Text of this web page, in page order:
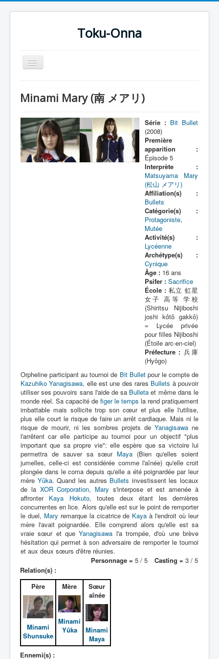
Toku-Onna
Basculer
la
Toku-Actrices
Toku-Critiques
Séries
Films
Bit Bullet (ビット バレット)
Fanservice
Bullets
XOR Corporation
Entourage
Déguisements
_
[]
_
Généralités
Membres
Contact
Accessoires
Armes
Psifers
Attaques
Minami Mary (南 メアリ)
Série : Bit Bullet
(2008)
Première
apparition :
Épisode 5
Interprète :
Matsuyama Mary
(松山 メアリ)
Affiliation(s) :
Bullets
Catégorie(s) :
Protagoniste,
Mutée
Activité(s) :
Lycéenne
Archétype(s) :
Cynique
Âge :16 ans
Psifer : Sacrifice
École :私立 虹星
女子 高等 学校
(Shiritsu Nijiboshi
joshi kôtô gakkô)
= Lycée privée
pour filles Nijiboshi
(Étoile arc-en-ciel)
Préfecture : 兵庫
(Hyôgo)
Orpheline participant au tournoi de Bit Bulletpour le compte de
Kazuhiko Yanagisawa, elle est une des rares Bullets à pouvoir
utiliser ses pouvoirs sans l'aide de sa Bulleta et même dans le
monde réel. Sa capacité de figer le temps la rend pratiquement
imbattable mais sollicite trop son cœur et plus elle l'utilise,
plus elle court le risque de faire un arrêt cardiaque. Mais ni le
risque de mourir, ni les sombres projets de Yanagisawa ne
l'arrêtent car elle participe au tournoi pour un objectif "plus
important que sa propre vie": elle espère que sa victoire lui
permettra de sauver sa sœur Maya (Bien qu'elles soient
jumelles, celle-ci est considérée comme l'aînée) qu'elle croit
plongée dans le coma depuis qu'elle a été poignardée par leur
mère Yûka. Quand les autres Bullets investissent les locaux
de la XOR Corporation, Mary s'interpose et est amenée à
affronter Kaya Hokuto, toutes deux étant les dernières
concurrentes en lice. Alors qu'elle est sur le point de remporter
le duel, Mary remarque la cicatrice de Kaya à l'endroit où leur
mère l'avait poignardée. Elle comprend alors qu'elle est sa
vraie sœur et queYanagisawa l'a trompée, d'où une brève
hésitation qui permet à son adversaire de remporter le tournoi
et aux deux sœurs d'être réunies.
Personnage = 5 / 5 Casting = 3 / 5
Relation(s) :
Père
Minami
Shunsuke
Mère
Minami
Yûka
Sœur
aînée
Minami
Maya
Ennemi(s) :